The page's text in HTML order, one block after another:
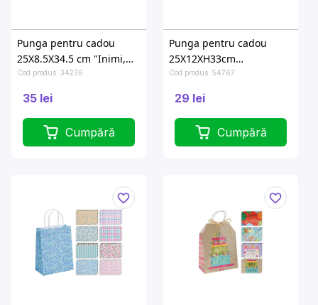
Punga pentru cadou
25X8.5X34.5 cm "Inimi,
ciresi, fundite"
Cod produs: 34236
35 lei
Cumpără
Punga pentru cadou
25X12XH33cm
"Geometrie"
Cod produs: 54767
29 lei
Cumpără